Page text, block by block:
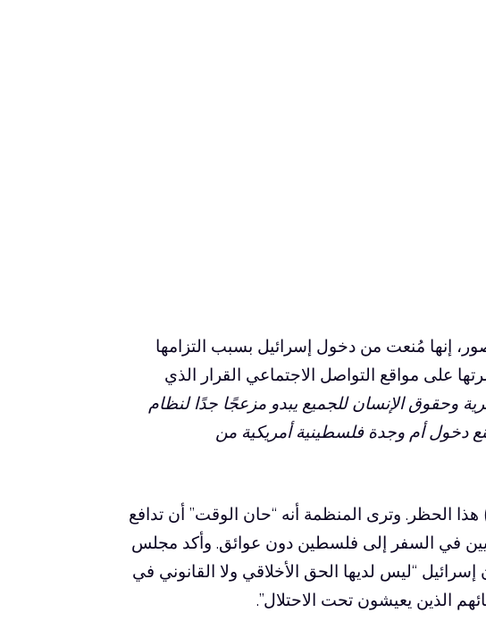
إنها مُنعت من دخول إسرائيل بسبب التزامها
على مواقع التواصل الاجتماعي القرار الذي
وحقوق الإنسان للجميع يبدو مزعجًا جدًا لنظام
دخول أم وجدة فلسطينية أمريكية من
هذا الحظر. وترى المنظمة أنه “حان الوقت” أن تدافع
في السفر إلى فلسطين دون عوائق. وأكد مجلس
إسرائيل “ليس لديها الحق الأخلاقي ولا القانوني في
الذين يعيشون تحت الاحتلال”.